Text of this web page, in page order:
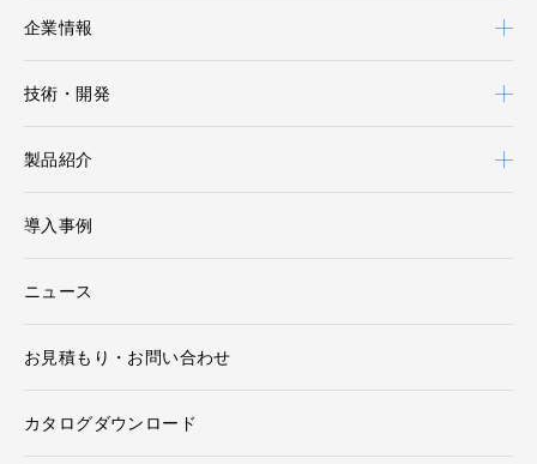
企業情報
技術・開発
製品紹介
導入事例
ニュース
お見積もり・お問い合わせ
カタログダウンロード